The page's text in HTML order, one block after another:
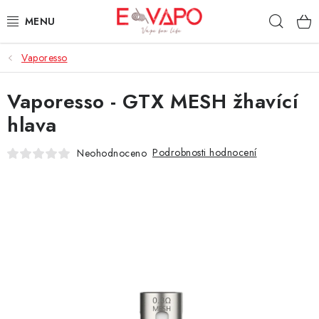
na
3D TISK
TIPY ZA DOBROU CENU
AROMATA A PŘÍCHUTĚ
Vaporesso
Vaporesso - GTX MESH žhavící
hlava
Neohodnoceno Podrobnosti hodnocení